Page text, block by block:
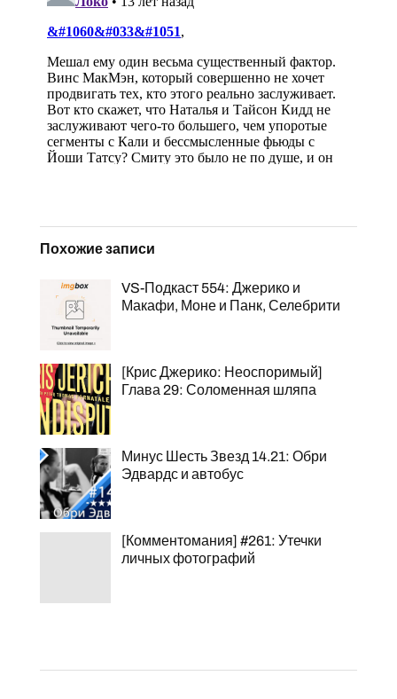
Похожие записи
VS-Подкаст 554: Джерико и
Макафи, Моне и Панк, Селебрити
[Крис Джерико: Неоспоримый]
Глава 29: Соломенная шляпа
Минус Шесть Звезд 14.21: Обри
Эдвардс и автобус
[Комментомания] #261: Утечки
личных фотографий